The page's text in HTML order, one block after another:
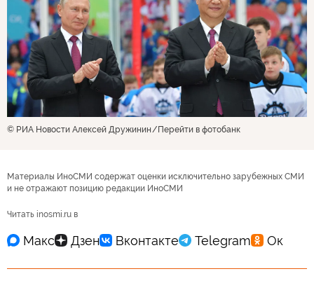
© РИА Новости Алексей Дружинин Перейти в фотобанк
Материалы ИноСМИ содержат оценки исключительно зарубежных СМИ
и не отражают позицию редакции ИноСМИ
Читать inosmi.ru в